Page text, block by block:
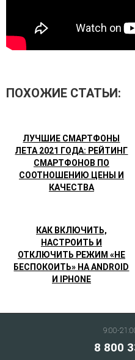
ПОХОЖИЕ СТАТЬИ:
ЛУЧШИЕ СМАРТФОНЫ
ЛЕТА 2021 ГОДА: РЕЙТИНГ
СМАРТФОНОВ ПО
СООТНОШЕНИЮ ЦЕНЫ И
КАЧЕСТВА
КАК ВКЛЮЧИТЬ,
НАСТРОИТЬ И
ОТКЛЮЧИТЬ РЕЖИМ «НЕ
БЕСПОКОИТЬ» НА ANDROID
И IPHONE
9:00-
8 800